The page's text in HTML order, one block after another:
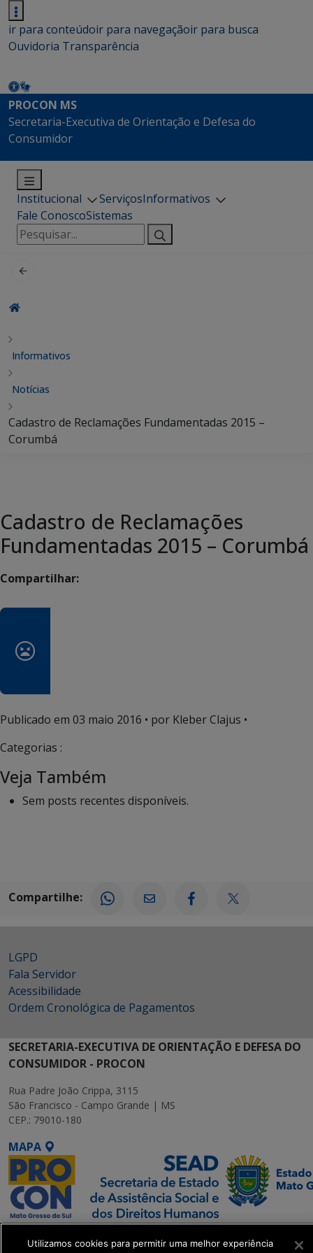
ir para conteúdoir para navegaçãoir para busca
Ouvidoria Transparência
PROCON MS
Secretaria-Executiva de Orientação e Defesa do
Consumidor
Institucional ServiçosInformativos
Fale ConoscoSistemas
Pesquisar
por:
Informativos
Notícias
Cadastro de Reclamações Fundamentadas 2015 –
Corumbá
Cadastro de Reclamações
Fundamentadas 2015 – Corumbá
Compartilhar:
Publicado em 03 maio 2016 • por Kleber Clajus •
Categorias :
Veja Também
Sem posts recentes disponíveis.
Compartilhe:
LGPD
Fala Servidor
Acessibilidade
Ordem Cronológica de Pagamentos
SECRETARIA-EXECUTIVA DE ORIENTAÇÃO E DEFESA DO
CONSUMIDOR - PROCON
Rua Padre João Crippa, 3115
São Francisco - Campo Grande | MS
CEP.: 79010-180
MAPA
Utilizamos cookies para permitir uma melhor experiência